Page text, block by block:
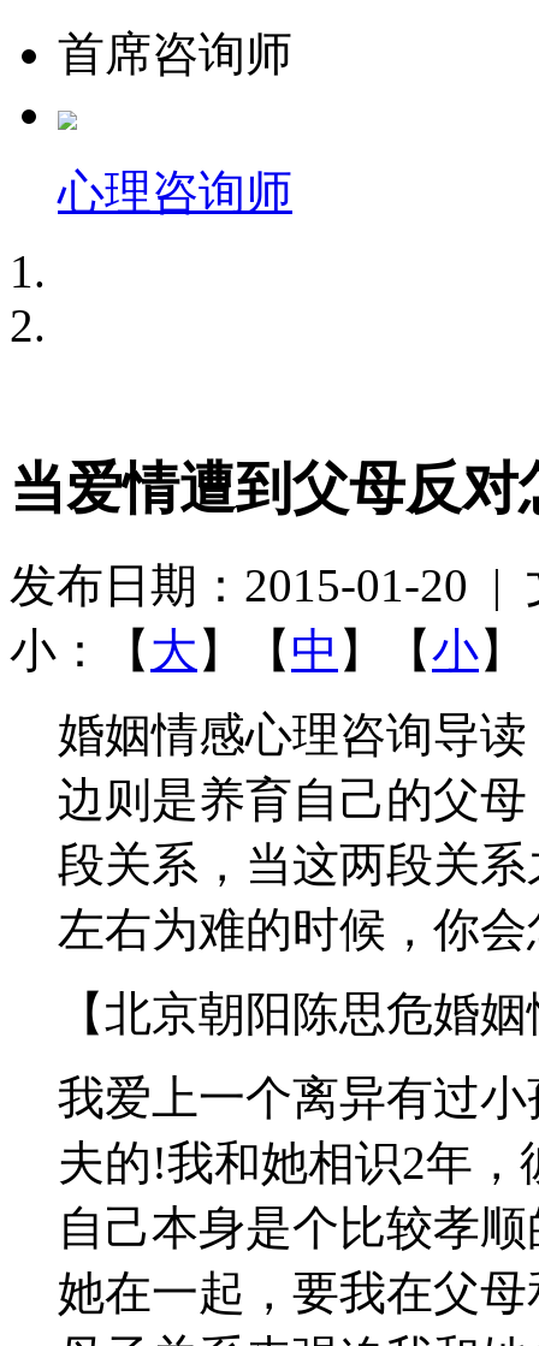
首席咨询师
心理咨询师
当爱情遭到父母反对
发布日期：2015-01-20
小：【 大 】【 中 】【小】
婚姻情感心理咨询导
边则是养育自己的父
段关系，当这两段关
左右为难的时候，你
【北京朝阳陈思危婚
我爱上一个离异有过
夫的!我和她相识2年
自己本身是个比较孝
她在一起，要我在父